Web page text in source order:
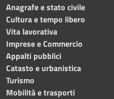
Anagrafe e stato civile
Cultura e tempo libero
Vita lavorativa
Imprese e Commercio
Appalti pubblici
Catasto e urbanistica
Turismo
Mobilità e trasporti